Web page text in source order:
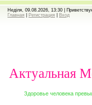
Неділя, 09.08.2026, 13:30 |
Главная
Регистрация Вход
Актуальная
Здоровье человека